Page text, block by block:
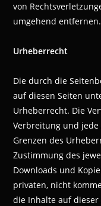
von
umgehend entfernen.
Urheberrecht
Die durch die
auf diesen Seiten
Urheberrecht. Die
Verbreitung und
Grenzen des
Zustimmung des
Downloads und
privaten, nicht
die Inhalte auf